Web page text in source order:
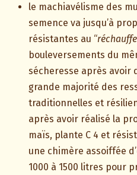
le machiavélisme des
semence va jusqu’à
résistantes au “
bouleversements du
sécheresse après avoir
grande majorité des
traditionnelles et
après avoir réalisé la
maïs, plante C 4 et
une chimère assoiffée
1000 à 1500 litres pour